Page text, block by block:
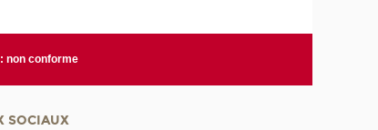
non conforme
SOCIAUX